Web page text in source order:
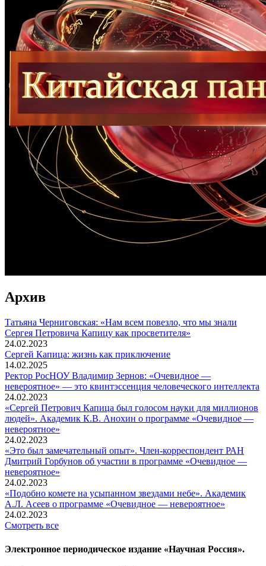
Архив
Татьяна Черниговская: «Нам всем повезло, что мы знали
Сергея Петровича Капицу как просветителя»
24.02.2023
Сергей Капица: жизнь как приключение
14.02.2025
Ректор РосНОУ Владимир Зернов: «Очевидное —
невероятное» — это квинтэссенция человеческого интеллекта
24.02.2023
«Сергей Петрович Капица был голосом науки для миллионов
людей». Академик К.В. Анохин о программе «Очевидное —
невероятное»
24.02.2023
«Это был замечательный опыт». Член-корреспондент РАН
Дмитрий Горбунов об участии в программе «Очевидное —
невероятное»
24.02.2023
«Подобно комете на усыпанном звездами небе». Академик
А.Л. Асеев о программе «Очевидное — невероятное»
24.02.2023
Смотреть все
Электронное периодическое издание «Научная Россия».